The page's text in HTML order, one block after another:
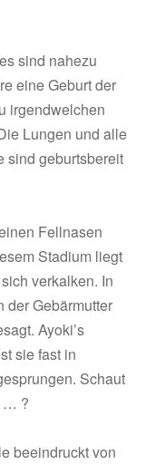
sind nahezu
eine Geburt der
irgendwelchen
Lungen und alle
sind geburtsbereit
Fellnasen
Stadium liegt
verkalken. In
der Gebärmutter
Ayoki’s
sie fast in
Schaut
… ?
beeindruckt von